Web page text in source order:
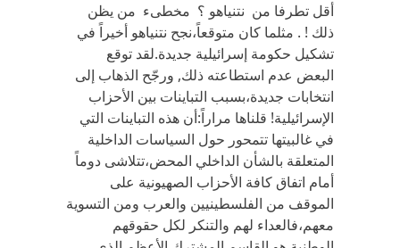
أقل تطرفا من نتنياهو ؟ مخطىء من يظن
ذلك ! . مثلما كان متوقعاً،نجح نتنياهو أخيراً في
تشكيل حكومة إسرائيلية جديدة.لقد توقع
البعض عدم استطاعته ذلك, ورجّح الذهاب إلى
انتخابات جديدة،بسبب التباينات بين الأحزاب
الإسرائيلية! قلناها مراراً:أن هذه التباينات التي
في غالبيتها تتمحور حول السياسات الداخلية
المتعلقة بالشأن الداخلي المحض،تتلاشى دوماً
أمام اتفاق كافة الأحزاب الصهيونية على
الموقف من الفلسطينيين والعرب ومن التسوية
معهم،فالعداء لهم والتنكر لكل حقوقهم